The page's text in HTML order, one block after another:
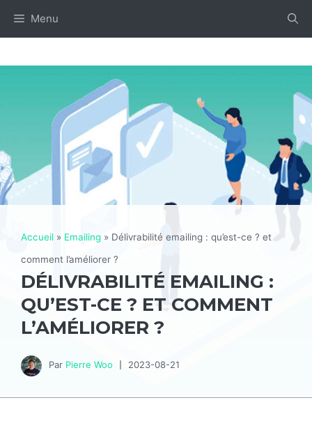
Aller Menu
Accueil » Emailing » Délivrabilité emailing : qu’est-ce ? et
comment l’améliorer ?
DÉLIVRABILITÉ EMAILING :
QU’EST-CE ? ET COMMENT
L’AMÉLIORER ?
Par Pierre Woo 2023-08-21